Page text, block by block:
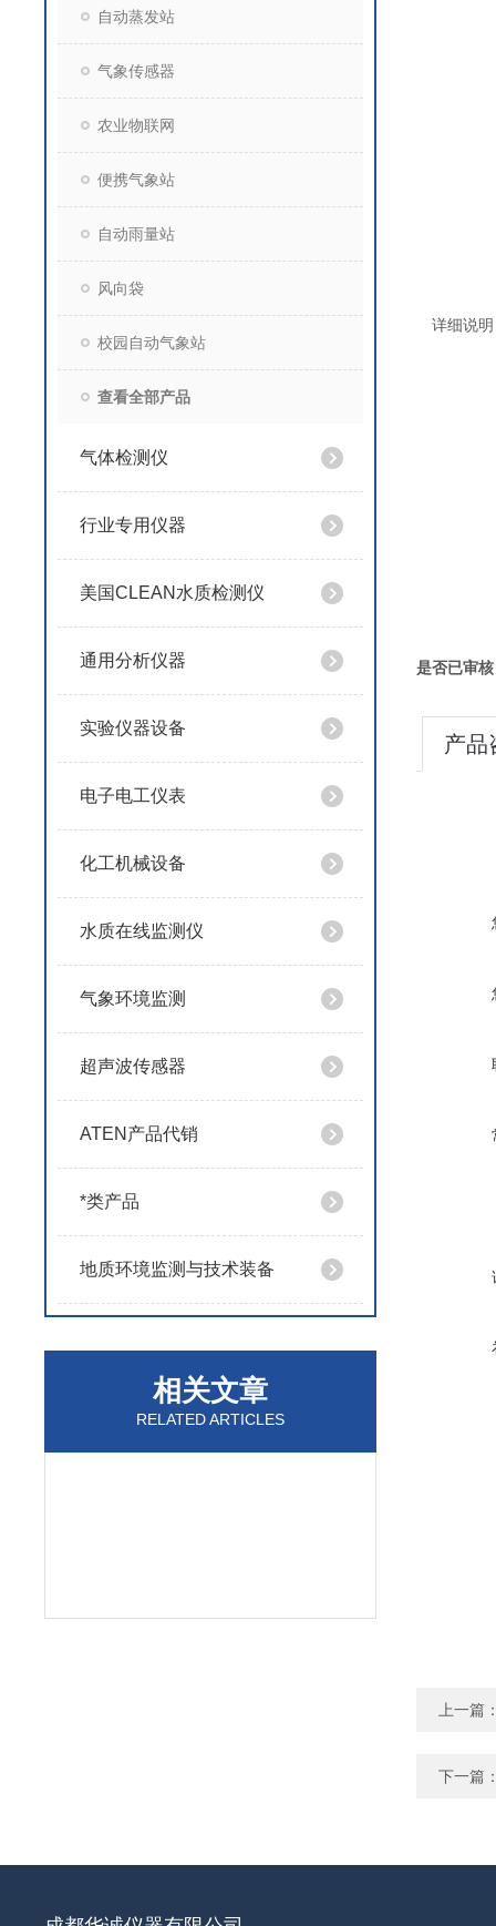
自动蒸发站
气象传感器
农业物联网
便携气象站
自动雨量站
风向袋
校园自动气象站
查看全部产品
气体检测仪
行业专用仪器
美国CLEAN水质检测仪
通用分析仪器
实验仪器设备
电子电工仪表
化工机械设备
水质在线监测仪
气象环境监测
超声波传感器
ATEN产品代销
*类产品
地质环境监测与技术装备
相关文章
RELATED ARTICLES
详细说
是否已审
产品
上一篇
下一篇